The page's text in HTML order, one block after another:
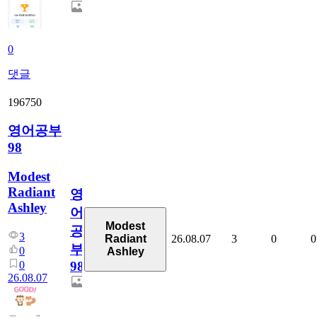
0
댓글
196750
영어공부
98
Modest
Radiant
Ashley
3
0
0
26.08.07
영
어
공
부
98
Modest
Radiant
Ashley
26.08.07 3 0 0